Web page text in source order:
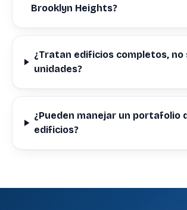
Brooklyn Heights?
¿Tratan edificios completos, no
unidades?
¿Pueden manejar un portafolio
edificios?